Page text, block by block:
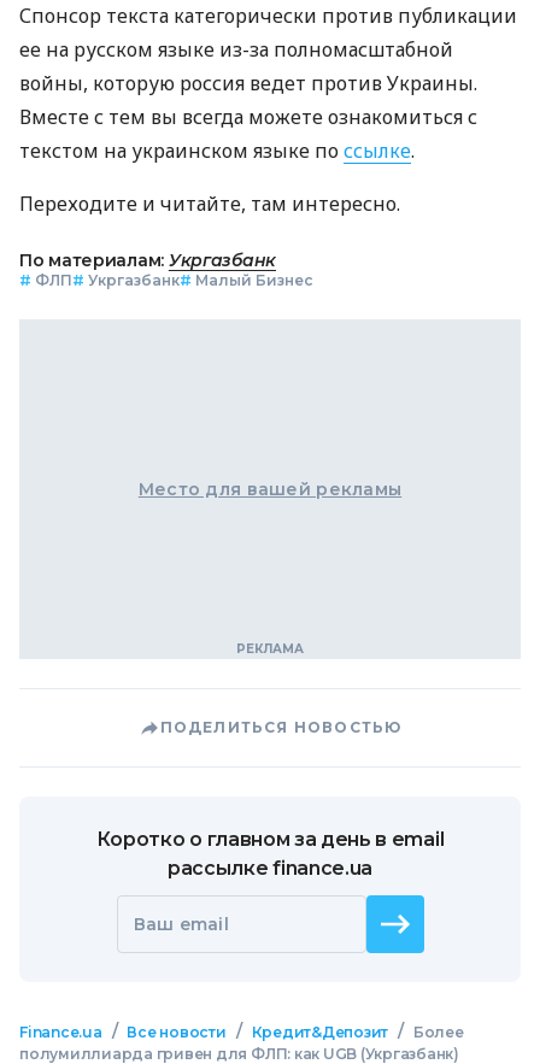
Спонсор текста категорически против публикации
ее на русском языке из-за полномасштабной
войны, которую россия ведет против Украины.
Вместе с тем вы всегда можете ознакомиться с
текстом на украинском языке поссылке.
Переходите и читайте, там интересно.
По материалам: Укргазбанк
# ФЛП# Укргазбанк# Малый Бизнес
Место для вашей рекламы
ПОДЕЛИТЬСЯ НОВОСТЬЮ
Коротко о главном за день в email
рассылке finance.ua
Ваш email
Finance.ua / Все новости / Кредит&Депозит /
Более
полумиллиарда гривен для ФЛП: как UGB (Укргазбанк)